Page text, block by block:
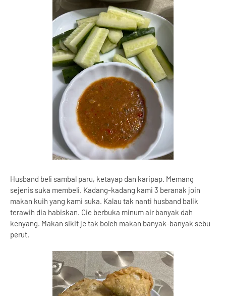
Husband beli sambal paru, ketayap dan karipap. Memang
sejenis suka membeli. Kadang-kadang kami 3 beranak join
makan kuih yang kami suka. Kalau tak nanti husband balik
terawih dia habiskan. Cie berbuka minum air banyak dah
kenyang. Makan sikit je tak boleh makan banyak-banyak sebu
perut.